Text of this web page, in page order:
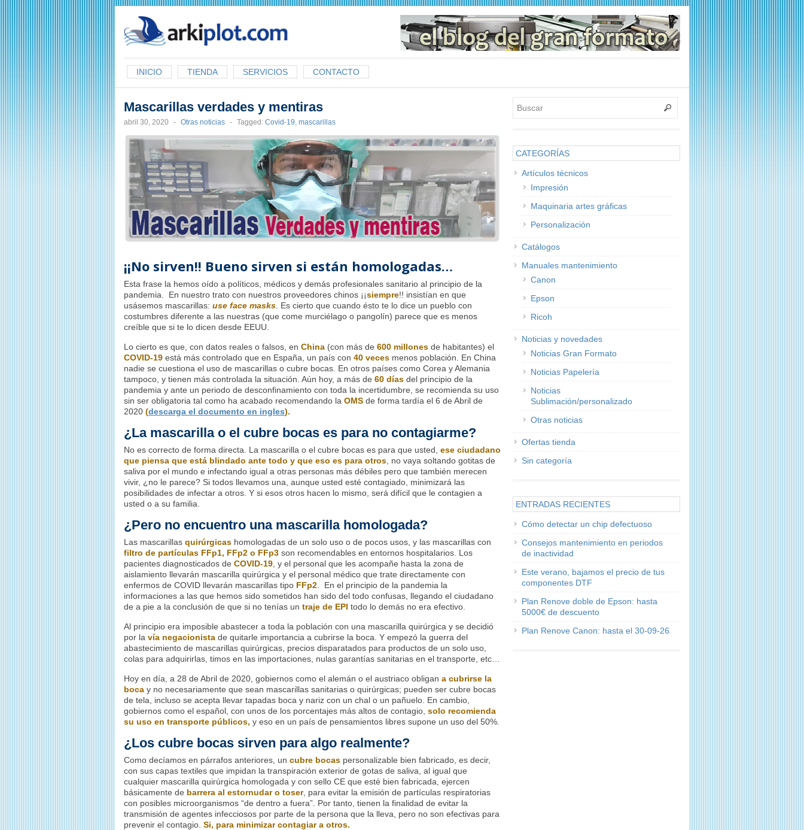
INICIO TIENDA SERVICIOS CONTACTO
Mascarillas verdades y mentiras
abril 30, 2020 - Otras noticias - Tagged: Covid-19, mascarillas
¡¡No sirven!! Bueno sirven si están homologadas…
Esta frase la hemos oído a políticos, médicos y demás profesionales sanitario al principio de la
pandemia. En nuestro trato con nuestros proveedores chinos ¡¡siempre!! insistían en que
usásemos mascarillas: use face masks . Es cierto que cuando ésto te lo dice un pueblo con
costumbres diferente a las nuestras (que come murciélago o pangolín) parece que es menos
creíble que si te lo dicen desde EEUU.
Lo cierto es que, con datos reales o falsos, en China (con más de 600 millones de habitantes) el
COVID-19 está más controlado que en España, un país con 40 veces menos población. En China
nadie se cuestiona el uso de mascarillas o cubre bocas. En otros países como Corea y Alemania
tampoco, y tienen más controlada la situación. Aún hoy, a más de 60 días del principio de la
pandemia y ante un periodo de desconfinamiento con toda la incertidumbre, se recomienda su uso
sin ser obligatoria tal como ha acabado recomendando la OMS de forma tardía el 6 de Abril de
2020 (descarga el documento en ingles).
¿La mascarilla o el cubre bocas es para no contagiarme?
No es correcto de forma directa. La mascarilla o el cubre bocas es para que usted, ese ciudadano
que piensa que está blindado ante todo y que eso es para otros , no vaya soltando gotitas de
saliva por el mundo e infectando igual a otras personas más débiles pero que también merecen
vivir, ¿no le parece? Si todos llevamos una, aunque usted esté contagiado, minimizará las
posibilidades de infectar a otros. Y si esos otros hacen lo mismo, será difícil que le contagien a
usted o a su familia.
¿Pero no encuentro una mascarilla homologada?
Las mascarillas quirúrgicas homologadas de un solo uso o de pocos usos, y las mascarillas con
filtro de partículas FFp1, FFp2 o FFp3 son recomendables en entornos hospitalarios. Los
pacientes diagnosticados de COVID-19 , y el personal que les acompañe hasta la zona de
aislamiento llevarán mascarilla quirúrgica y el personal médico que trate directamente con
enfermos de COVID llevarán mascarillas tipo FFp2 . En el principio de la pandemia la
informaciones a las que hemos sido sometidos han sido del todo confusas, llegando el ciudadano
de a pie a la conclusión de que si no tenías un traje de EPI todo lo demás no era efectivo.
Al principio era imposible abastecer a toda la población con una mascarilla quirúrgica y se decidió
por la vía negacionista de quitarle importancia a cubrirse la boca. Y empezó la guerra del
abastecimiento de mascarillas quirúrgicas, precios disparatados para productos de un solo uso,
colas para adquirirlas, timos en las importaciones, nulas garantías sanitarias en el transporte, etc…
Hoy en día, a 28 de Abril de 2020, gobiernos como el alemán o el austriaco obligan a cubrirse la
boca y no necesariamente que sean mascarillas sanitarias o quirúrgicas; pueden ser cubre bocas
de tela, incluso se acepta llevar tapadas boca y nariz con un chal o un pañuelo. En cambio,
gobiernos como el español, con unos de los porcentajes más altos de contagio, solo recomienda
su uso en transporte públicos, y eso en un país de pensamientos libres supone un uso del 50%.
¿Los cubre bocas sirven para algo realmente?
Como decíamos en párrafos anteriores, un cubre bocas personalizable bien fabricado, es decir,
con sus capas textiles que impidan la transpiración exterior de gotas de saliva, al igual que
cualquier mascarilla quirúrgica homologada y con sello CE que esté bien fabricada, ejercen
básicamente de barrera al estornudar o toser, para evitar la emisión de partículas respiratorias
con posibles microorganismos “de dentro a fuera”. Por tanto, tienen la finalidad de evitar la
transmisión de agentes infecciosos por parte de la persona que la lleva, pero no son efectivas para
prevenir el contagio. Si, para minimizar contagiar a otros.
CATEGORÍAS
Artículos técnicos
Impresión
Maquinaria artes gráficas
Personalización
Catálogos
Manuales mantenimiento
Canon
Epson
Ricoh
Noticias y novedades
Noticias Gran Formato
Noticias Papelería
Noticias
Sublimación/personalizado
Otras noticias
Ofertas tienda
Sin categoría
ENTRADAS RECIENTES
Cómo detectar un chip defectuoso
Consejos mantenimiento en periodos
de inactividad
Este verano, bajamos el precio de tus
componentes DTF
Plan Renove doble de Epson: hasta
5000€ de descuento
Plan Renove Canon: hasta el 30-09-26